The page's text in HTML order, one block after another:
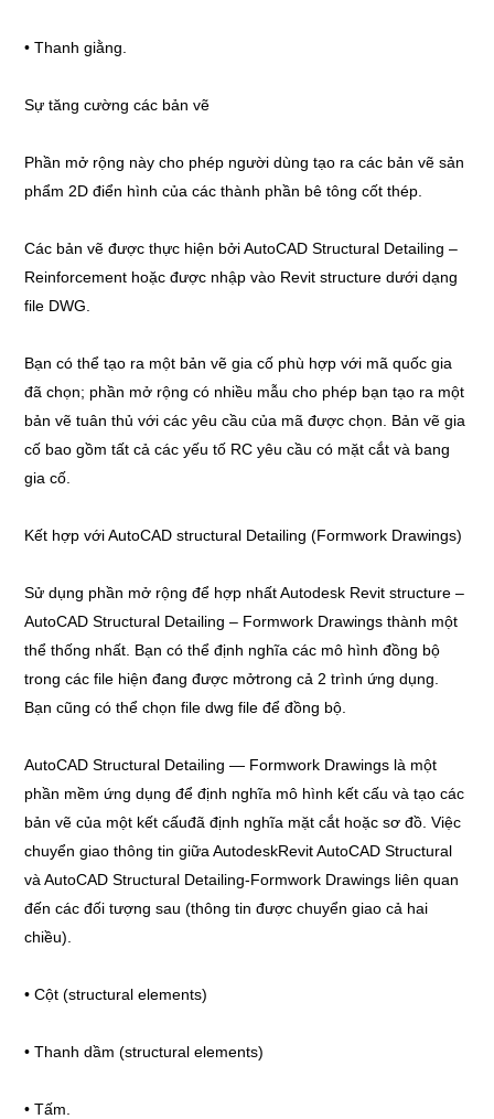
• Thanh giằng.
Sự tăng cường các bản vẽ
Phần mở rộng này cho phép người dùng tạo ra các bản vẽ sản
phẩm 2D điển hình của các thành phần bê tông cốt thép.
Các bản vẽ được thực hiện bởi AutoCAD Structural Detailing –
Reinforcement hoặc được nhập vào Revit structure dưới dạng
file DWG.
Bạn có thể tạo ra một bản vẽ gia cố phù hợp với mã quốc gia
đã chọn; phần mở rộng có nhiều mẫu cho phép bạn tạo ra một
bản vẽ tuân thủ với các yêu cầu của mã được chọn. Bản vẽ gia
cố bao gồm tất cả các yếu tố RC yêu cầu có mặt cắt và bang
gia cố.
Kết hợp với AutoCAD structural Detailing (Formwork Drawings)
Sử dụng phần mở rộng để hợp nhất Autodesk Revit structure –
AutoCAD Structural Detailing – Formwork Drawings thành một
thể thống nhất. Bạn có thể định nghĩa các mô hình đồng bộ
trong các file hiện đang được mởtrong cả 2 trình ứng dụng.
Bạn cũng có thể chọn file dwg file để đồng bộ.
AutoCAD Structural Detailing — Formwork Drawings là một
phần mềm ứng dụng để định nghĩa mô hình kết cấu và tạo các
bản vẽ của một kết cấuđã định nghĩa mặt cắt hoặc sơ đồ. Việc
chuyển giao thông tin giữa AutodeskRevit AutoCAD Structural
và AutoCAD Structural Detailing-Formwork Drawings liên quan
đến các đối tượng sau (thông tin được chuyển giao cả hai
chiều).
• Cột (structural elements)
• Thanh dầm (structural elements)
• Tấm.